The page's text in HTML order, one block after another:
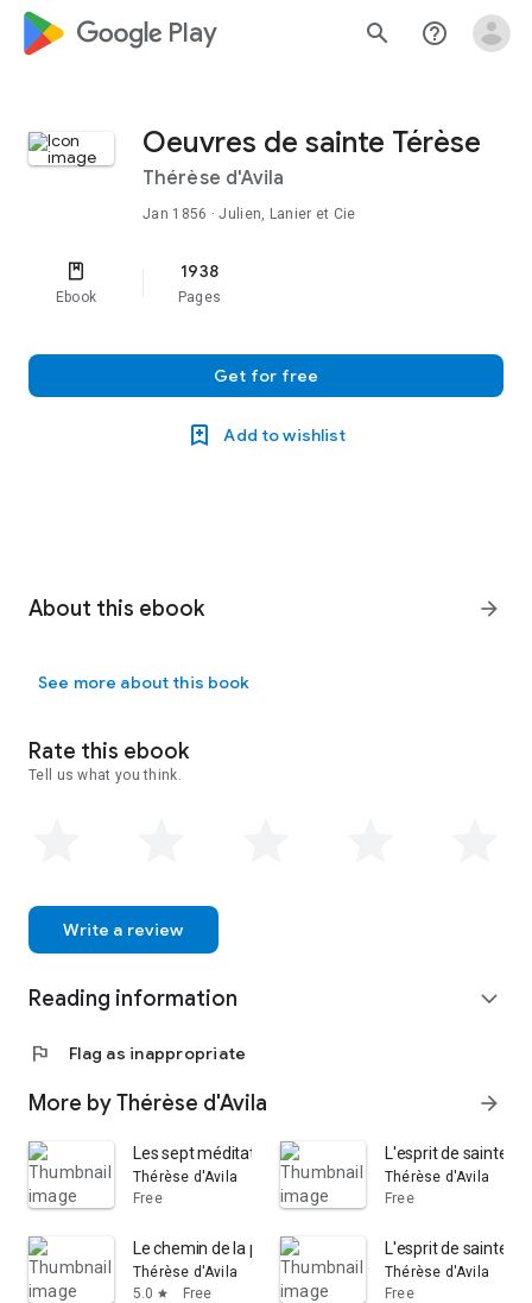
google_logo Play search help_outline
Oeuvres de sainte Térèse
Thérèse d'Avila
Jan 1856 · Julien, Lanier et Cie
Ebook
1938
Pages
Get for free
Add to wishlist
About this ebook arrow_forward
See more about this book
Rate this ebook
Tell us what you think.
Write a review
Reading information expand_more
flag Flag as inappropriate
More by Thérèse d'Avila arrow_forward
Les sept méditations de Ste Therese sur le Pater.
Thérèse d'Avila
Free
L'esprit de sainte
Thérèse d'Avila
Free
Le chemin de la perfection de sainte Therese avec
Thérèse d'Avila
5.0 star Free
L'esprit de sainte
Thérèse d'Avila
Free